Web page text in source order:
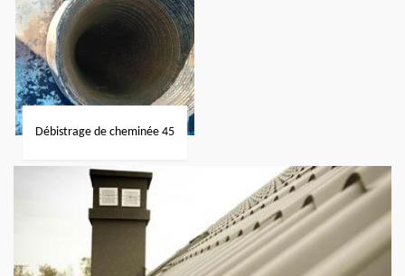
Débistrage de cheminée 45